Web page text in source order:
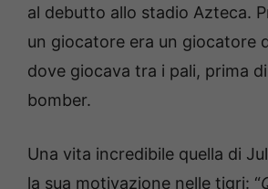
al debutto allo stadio Azteca.
un giocatore era un giocatore
dove giocava tra i pali, prima
bomber.
Una vita incredibile quella di
la sua motivazione nelle tigri: “